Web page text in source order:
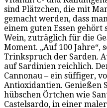
sind Plätzchen, die mit
gemacht werden, dass
einem guten Essen
Wein, zuträglich für die
Moment. „Auf 100 Jahre“,
Trinkspruch der Sarden.
auf Sardinien reichlich.
Cannonau – ein süffiger,
Antioxidantien. Genießen
hübschen Örtchen wie
Castelsardo, in einer